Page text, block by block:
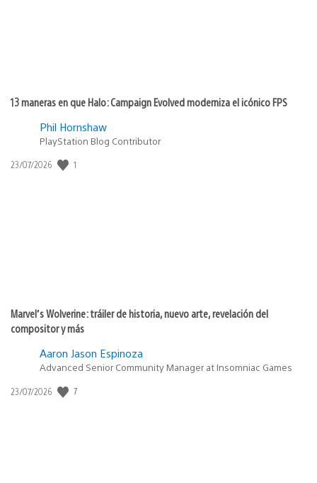
13 maneras en que Halo: Campaign Evolved moderniza el icónico FPS
Phil Hornshaw
PlayStation Blog Contributor
Fecha
23/07/2026 1
Marvel’s Wolverine: tráiler de historia, nuevo arte, revelación del
compositor y más
Aaron Jason Espinoza
Advanced Senior Community Manager at Insomniac Games
Fecha
23/07/2026 7